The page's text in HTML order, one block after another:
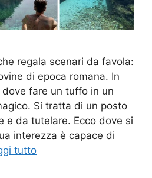
regala scenari da favola:
di epoca romana. In
dove fare un tuffo in un
Si tratta di un posto
e da tutelare. Ecco dove si
interezza è capace di
tutto